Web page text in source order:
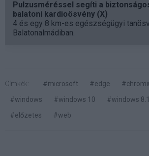
Pulzusméréssel segíti a
balatoni kardioösvény (X)
4 és egy 8 km-es egészségügyi
Balatonalmádiban.
Címkék: #microsoft #edge
#windows
#windows 10 #windows 8.1
#előzetes
#web